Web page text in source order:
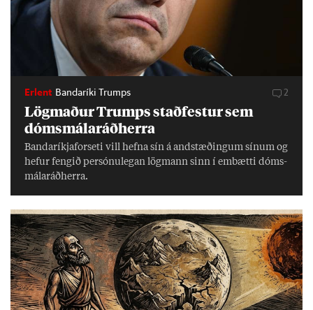
Erlent Bandaríki Trumps 2
Lög­mað­ur Trumps stað­fest­ur sem
dóms­mála­ráð­herra
Banda­ríkja­for­seti vill hefna sín á and­stæð­ing­um sín­um og
hef­ur feng­ið per­sónu­leg­an lög­mann sinn í embætti dóms­
mála­ráð­herra.